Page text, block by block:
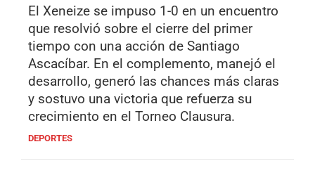
El Xeneize se impuso 1-0 en un encuentro
que resolvió sobre el cierre del primer
tiempo con una acción de Santiago
Ascacíbar. En el complemento, manejó el
desarrollo, generó las chances más claras
y sostuvo una victoria que refuerza su
crecimiento en el Torneo Clausura.
DEPORTES